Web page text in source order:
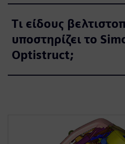
Τι είδους
υποστηρίζει το
Optistruct;